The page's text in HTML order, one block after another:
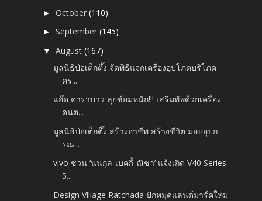
►October(110)
►September(145)
▼August(167)
มูลนิธิป่อเต็กตึ๊ง จัดพิธีแจกเครื่องอุปโภคบริโภค
คร...
แอ๊ด คาราบาว ลุยซ้อมหนัก!!! เสริมทัพด้วยเครื่อง
ดนต...
มูลนิธิป่อเต็กตึ๊ง สร้างอาชีพ สร้างชีวิต มอบอุปก
รณ...
vivo ชวน ‘นนกุล-เบคกี้-ณิชา’ แจ้งเกิด V40 Series
5...
Design Village Ratchada ปักหมุดแลนด์มาร์คใหม่